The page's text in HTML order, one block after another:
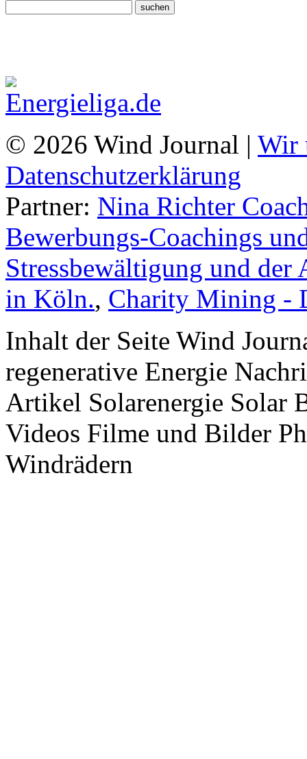
© 2026 Wind Journal | Wir
Datenschutzerklärung
Partner: Nina Richter
Bewerbungs-Coachings
Stressbewältigung und
in Köln., Charity Mining -
Inhalt der Seite Wind
regenerative Energie
Artikel Solarenergie Solar
Videos Filme und Bilder
Windrädern